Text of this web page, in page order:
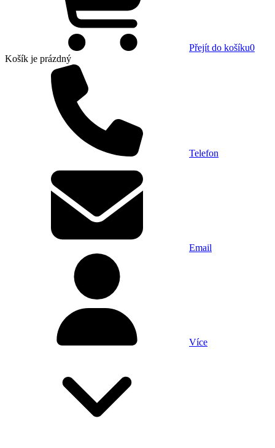
Přejít do košíku0
Košík je prázdný
Telefon
Email
Více